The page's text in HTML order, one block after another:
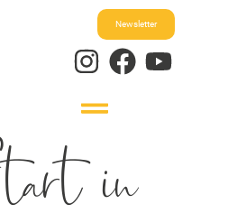
Newsletter
in